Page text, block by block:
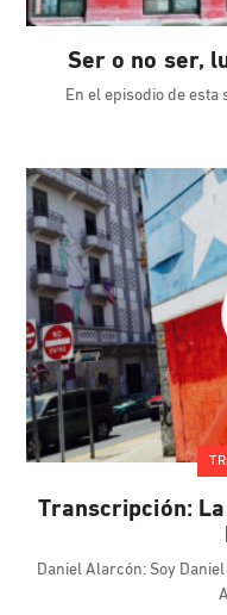
Ser o no ser,
En el episodio de
Transcripción:
Daniel Alarcón: Soy